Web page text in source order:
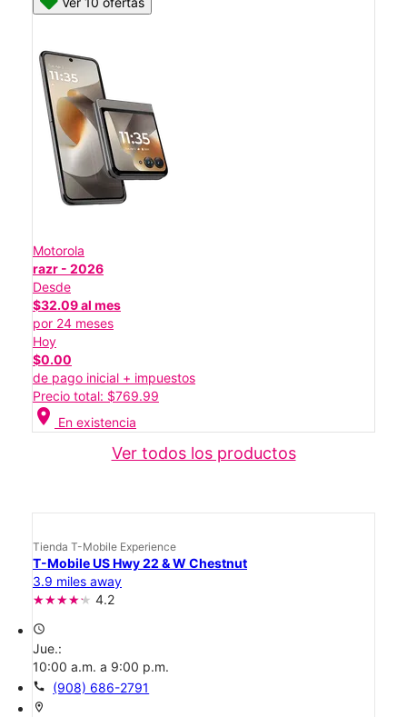
Motorola
razr - 2026
Desde
$32.09 al mes
por 24 meses
Hoy
$0.00
de pago inicial + impuestos
Precio total: $769.99
location_on En existencia
Ver todos los productos
Tienda T-Mobile Experience
T-Mobile US Hwy 22 & W Chestnut
3.9 miles away
4.2
access_time
Jue.:
10:00 a.m. a 9:00 p.m.
call (908) 686-2791
location_on